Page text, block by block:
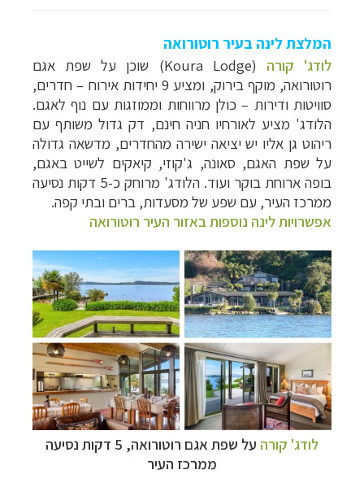
המלצת לינה בעיר רוטורואה
לודג' קורה (
Koura Lodge) שוכן על שפת אגם
רוטורואה, מוקף בירוק, ומציע 9 יחידות אירוח – חדרים,
סוויטות ודירות – כולן מרווחות וממוזגות עם נוף לאגם.
הלודג' מציע לאורחיו חניה חינם, דק גדול משותף עם
ריהוט גן אליו יש יציאה ישירה מהחדרים, מדשאה גדולה
על שפת האגם, סאונה, ג'קוזי, קיאקים לשייט באגם,
בופה ארוחת בוקר ועוד. הלודג' מרוחק כ-5 דקות נסיעה
ממרכז העיר, עם שפע של מסעדות, ברים ובתי קפה.
אפשרויות לינה נוספות באזור העיר רוטורואה
לודג' קורה
על שפת אגם רוטורואה, 5 דקות נסיעה
ממרכז העיר